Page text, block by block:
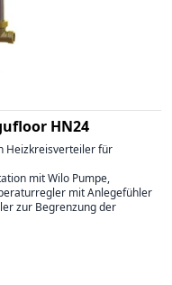
HN24
Heizkreisverteiler für
mit Wilo Pumpe,
mit Anlegefühler
zur Begrenzung der